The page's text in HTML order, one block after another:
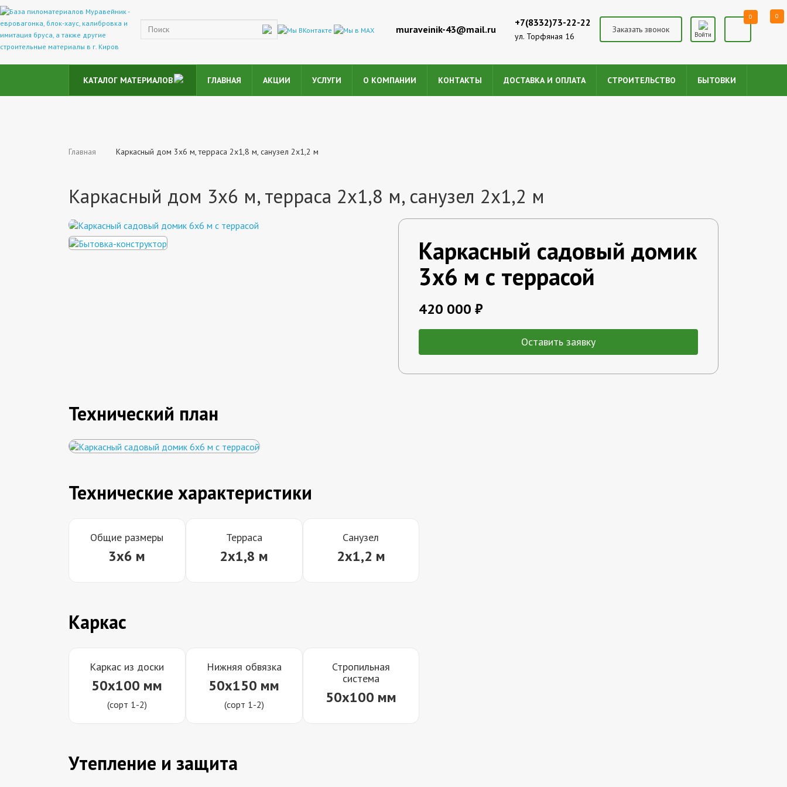
muraveinik-43@mail.ru
+7(8332)73-22-22
ул. Торфяная 16
Заказать звонок Войти
0 0
КАТАЛОГ МАТЕРИАЛОВ ГЛАВНАЯ АКЦИИ УСЛУГИ О КОМПАНИИ КОНТАКТЫ ДОСТАВКА И ОПЛАТА СТРОИТЕЛЬСТВО БЫТОВКИ
Главная Каркасный дом 3x6 м, терраса 2x1,8 м, санузел 2x1,2 м
Каркасный дом 3x6 м, терраса 2x1,8 м, санузел 2x1,2 м
Каркасный садовый домик
3x6 м с террасой
420 000 ₽
Оставить заявку
Технический план
Технические характеристики
Общие размеры
3x6 м
Терраса
2x1,8 м
Санузел
2x1,2 м
Каркас
Каркас из доски
50x100 мм
(сорт 1-2)
Нижняя обвязка
50x150 мм
(сорт 1-2)
Стропильная
система
50x100 мм
Утепление и защита